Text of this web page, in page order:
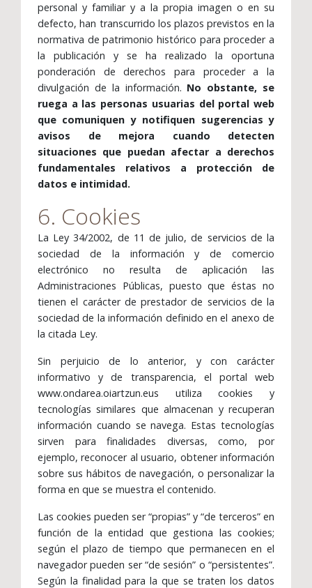
personal y familiar y a la propia imagen o en su
defecto, han transcurrido los plazos previstos en la
normativa de patrimonio histórico para proceder a
la publicación y se ha realizado la oportuna
ponderación de derechos para proceder a la
divulgación de la información. No obstante, se
ruega a las personas usuarias del portal web
que comuniquen y notifiquen sugerencias y
avisos de mejora cuando detecten
situaciones que puedan afectar a derechos
fundamentales relativos a protección de
datos e intimidad.
6. Cookies
La Ley 34/2002, de 11 de julio, de servicios de la
sociedad de la información y de comercio
electrónico no resulta de aplicación las
Administraciones Públicas, puesto que éstas no
tienen el carácter de prestador de servicios de la
sociedad de la información definido en el anexo de
la citada Ley.
Sin perjuicio de lo anterior, y con carácter
informativo y de transparencia, el portal web
www.ondarea.oiartzun.eus utiliza cookies y
tecnologías similares que almacenan y recuperan
información cuando se navega. Estas tecnologías
sirven para finalidades diversas, como, por
ejemplo, reconocer al usuario, obtener información
sobre sus hábitos de navegación, o personalizar la
forma en que se muestra el contenido.
Las cookies pueden ser “propias” y “de terceros” en
función de la entidad que gestiona las cookies;
según el plazo de tiempo que permanecen en el
navegador pueden ser “de sesión” o “persistentes”.
Según la finalidad para la que se traten los datos